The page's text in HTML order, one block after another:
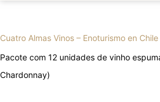
Cuatro Almas Vinos – Enoturismo en Chile
Pacote com 12 unidades de vinho
Chardonnay)